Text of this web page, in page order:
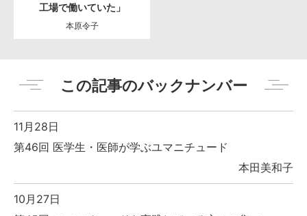
工場で働いていた」
本原令子
この記事のバックナンバー
11月28日
第46回 医学生・医師が学ぶユマニチュード
本田美和子
10月27日